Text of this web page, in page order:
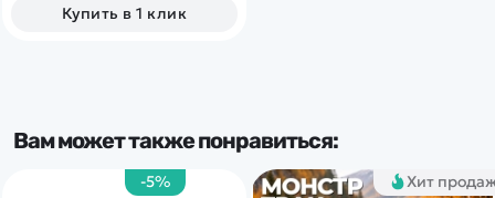
Купить в 1 клик
Вам может также понравиться:
Хит
-5%